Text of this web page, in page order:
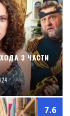
3 ЧАСТИ
7.6